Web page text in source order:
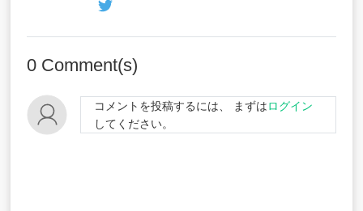
0 Comment(s)
コメントを投稿するには、 まずはログイン
してください。